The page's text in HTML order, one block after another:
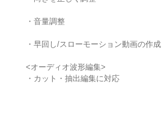
・音量調整
・早回し/スローモーション動画の作成
<オーディオ波形編集>
・カット・抽出編集に対応